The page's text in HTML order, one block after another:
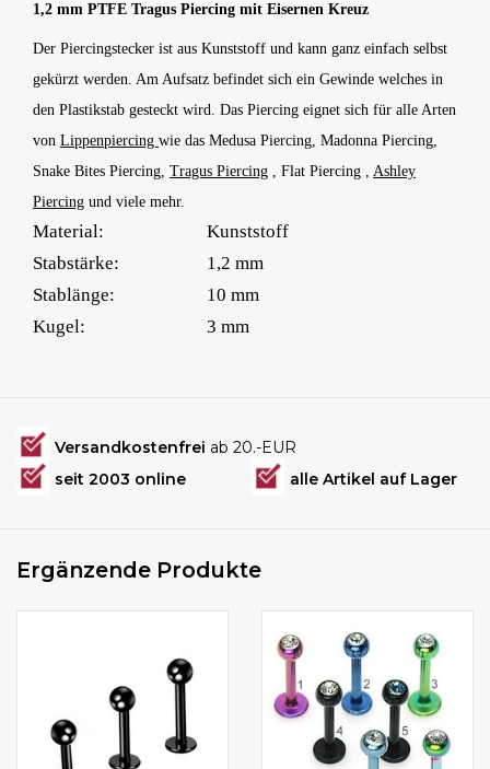
1,2 mm PTFE Tragus Piercing mit Eisernen Kreuz
Der Piercingstecker ist aus Kunststoff und kann ganz einfach selbst
gekürzt werden. Am Aufsatz befindet sich ein Gewinde welches in
den Plastikstab gesteckt wird. Das Piercing eignet sich für alle Arten
von Lippenpiercing wie das Medusa Piercing, Madonna Piercing,
Snake Bites Piercing, Tragus Piercing , Flat Piercing , Ashley
Piercing und viele mehr.
Material:
Kunststoff
Stabstärke:
1,2 mm
Stablänge:
10 mm
Kugel:
3 mm
Versandkostenfrei ab 20.-EUR
seit 2003 online
alle Artikel auf Lager
Ergänzende Produkte